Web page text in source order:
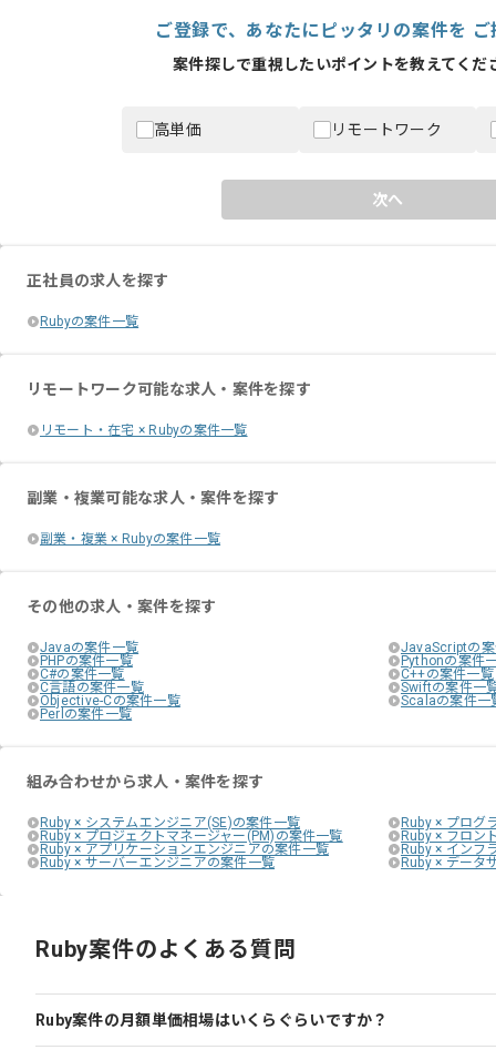
ご登録で、あなたにピッタリの案件を
案件探しで重視したいポイントを教えてくだ
高単価 リモートワーク
次へ
正社員の求人を探す
Rubyの案件一覧
リモートワーク可能な求人・案件を探す
リモート・在宅 × Rubyの案件一覧
副業・複業可能な求人・案件を探す
副業・複業 × Rubyの案件一覧
その他の求人・案件を探す
Javaの案件一覧
JavaScriptの
PHPの案件一覧
Pythonの案件
C#の案件一覧
C++の案件一覧
C言語の案件一覧
Swiftの案件一
Objective-Cの案件一覧
Scalaの案件一
Perlの案件一覧
組み合わせから求人・案件を探す
Ruby × システムエンジニア(SE)の案件一覧
Ruby × プログ
Ruby × プロジェクトマネージャー(PM)の案件一覧
Ruby × フロン
Ruby × アプリケーションエンジニアの案件一覧
Ruby × インフ
Ruby × サーバーエンジニアの案件一覧
Ruby × データ
Ruby案件のよくある質問
Ruby案件の月額単価相場はいくらぐらいですか？